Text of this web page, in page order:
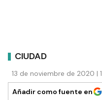
CIUDAD
13 de noviembre de 2020 |
Añadir como fuente en